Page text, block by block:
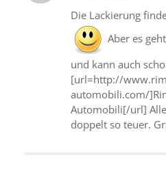
Die Lackierung
Aber es
und kann auch
[url=http://
automobili.com/
Automobili[/url]
doppelt so teuer.